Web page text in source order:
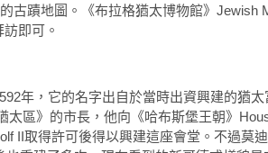
古蹟地圖。《布拉格猶太博物館》Jewish
即可。
年，它的名字出自於當時出資興建的猶
區》的市長，他向《哈布斯堡王朝》
II取得許可後得以興建這座會堂。不過莫